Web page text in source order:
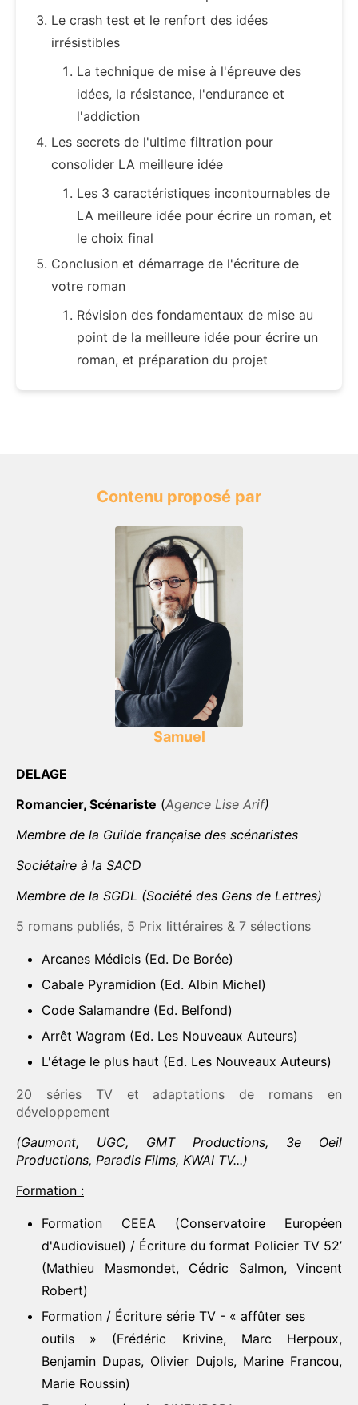
Le crash test et le renfort des idées
irrésistibles
La technique de mise à l'épreuve des
idées, la résistance, l'endurance et
l'addiction
Les secrets de l'ultime filtration pour
consolider LA meilleure idée
Les 3 caractéristiques incontournables de
LA meilleure idée pour écrire un roman, et
le choix final
Conclusion et démarrage de l'écriture de
votre roman
Révision des fondamentaux de mise au
point de la meilleure idée pour écrire un
roman, et préparation du projet
Contenu proposé par
Samuel
DELAGE
Romancier, Scénariste (Agence Lise Arif)
Membre de la Guilde française des scénaristes
Sociétaire à la SACD
Membre de la SGDL (Société des Gens de Lettres)
5 romans publiés, 5 Prix littéraires & 7 sélections
Arcanes Médicis (Ed. De Borée)
Cabale Pyramidion (Ed. Albin Michel)
Code Salamandre (Ed. Belfond)
Arrêt Wagram (Ed. Les Nouveaux Auteurs)
L'étage le plus haut (Ed. Les Nouveaux Auteurs)
20 séries TV et adaptations de romans en
développement
(Gaumont, UGC, GMT Productions, 3e Oeil
Productions, Paradis Films, KWAI TV...)
Formation :
Formation CEEA (Conservatoire Européen
d'Audiovisuel) / Écriture du format Policier TV 52’
(Mathieu Masmondet, Cédric Salmon, Vincent
Robert)
Formation / Écriture série TV - « affûter ses
outils » (Frédéric Krivine, Marc Herpoux,
Benjamin Dupas, Olivier Dujols, Marine Francou,
Marie Roussin)